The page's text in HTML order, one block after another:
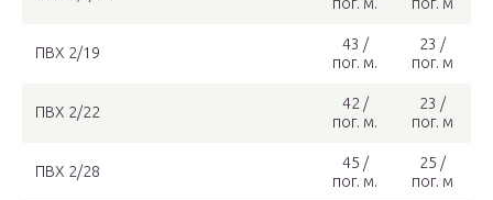
ПВХ 2/19
43 /
пог. м.
23 /
пог. м
ПВХ 2/22
42 /
пог. м.
23 /
пог. м
ПВХ 2/28
45 /
пог. м.
25 /
пог. м